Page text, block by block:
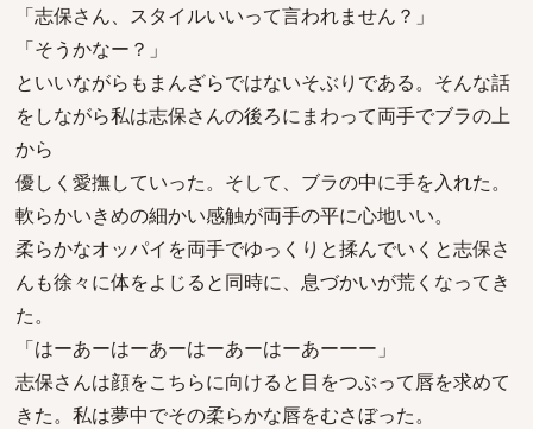
「志保さん、スタイルいいって言われません？」
「そうかなー？」
といいながらもまんざらではないそぶりである。そんな話
をしながら私は志保さんの後ろにまわって両手でブラの上
から
優しく愛撫していった。そして、ブラの中に手を入れた。
軟らかいきめの細かい感触が両手の平に心地いい。
柔らかなオッパイを両手でゆっくりと揉んでいくと志保さ
んも徐々に体をよじると同時に、息づかいが荒くなってき
た。
「はーあーはーあーはーあーはーあーーー」
志保さんは顔をこちらに向けると目をつぶって唇を求めて
きた。私は夢中でその柔らかな唇をむさぼった。